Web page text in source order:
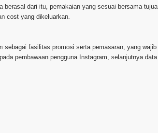
dari itu, pemakaian yang sesuai bersama
cost yang dikeluarkan.
fasilitas promosi serta pemasaran, yang
pembawaan pengguna Instagram, selanjutnya